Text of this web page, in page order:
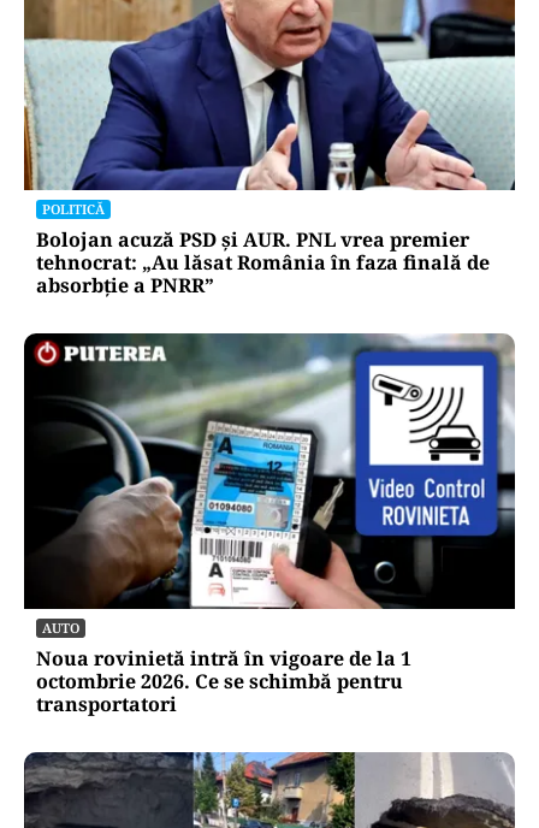
POLITICĂ
Bolojan acuză PSD și AUR. PNL vrea premier
tehnocrat: „Au lăsat România în faza finală de
absorbţie a PNRR”
AUTO
Noua rovinietă intră în vigoare de la 1
octombrie 2026. Ce se schimbă pentru
transportatori